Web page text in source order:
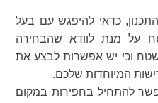
כדאי להיפגש עם בעל
על מנת לוודא שהבחירה
וכי יש אפשרות לבצע את
המיוחדות שלכם.
להתחיל בחפירות במקום